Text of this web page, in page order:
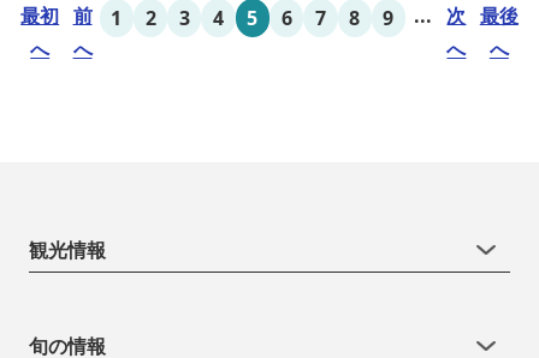
用頂け...
最初
へ
前
へ
1 2 3 4 5 6 7 8 9 ...
次
へ
最後
へ
観光情報
旬の情報